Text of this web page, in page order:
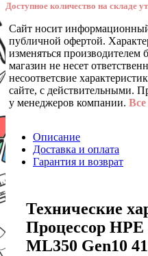
Доступное количество на складе
Сайт носит информационный
публичной офертой.
изменяться производителем
магазин не несет
несоответсвие
сайте, с действительными.
у менеджеров компании.
Описание
Доставка и оплата
Гарантия и возврат
Технические
Процессор HPE
ML350 Gen10